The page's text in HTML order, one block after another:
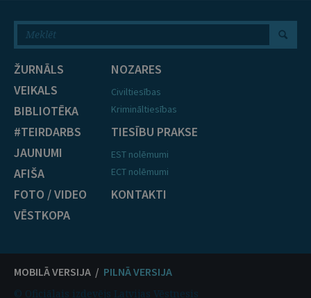
ŽURNĀLS
VEIKALS
BIBLIOTĒKA
#TEIRDARBS
JAUNUMI
AFIŠA
FOTO / VIDEO
VĒSTKOPA
NOZARES
Civiltiesības
Krimināltiesības
TIESĪBU PRAKSE
EST nolēmumi
ECT nolēmumi
KONTAKTI
MOBILĀ VERSIJA / PILNĀ VERSIJA
© Oficiālais izdevējs Latvijas Vēstnesis